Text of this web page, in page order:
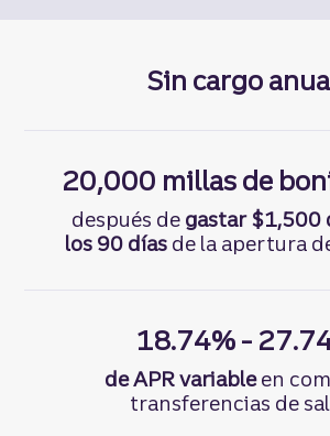
Sin cargo
20,000 millas de
después de gastar $1,500
los 90 días de la apertura
18.74% -
de APR variableen
transferencias de